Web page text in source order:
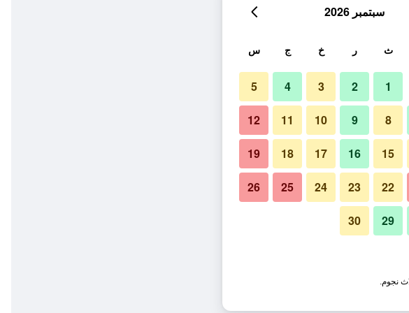
سبتمبر 2026
ث ر خ ج س
1
2
3
4
5
8
9
10
11
12
15
16
17
18
19
22
23
24
25
26
29
30
نجوم.